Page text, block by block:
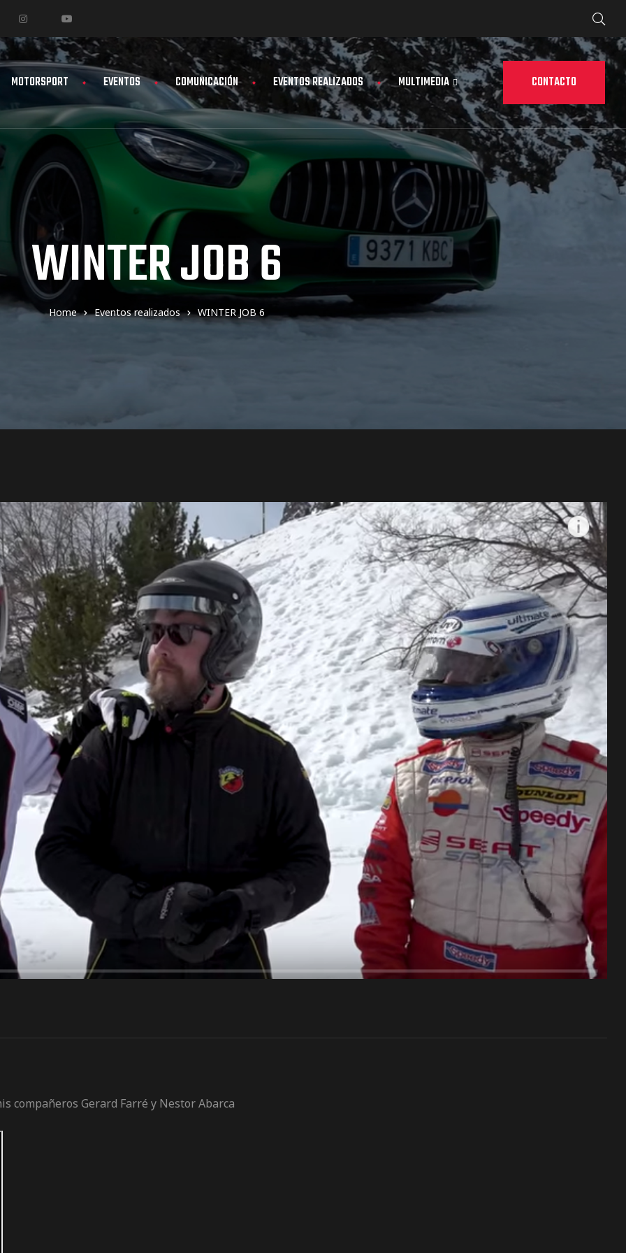
MOTORSPORT EVENTOS COMUNICACIÓN EVENTOS REALIZADOS MULTIMEDIA CONTACTO
WINTER JOB 6
Home Eventos realizados WINTER JOB 6
compañeros Gerard Farré y Nestor Abarca